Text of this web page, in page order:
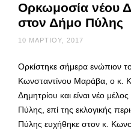
Ορκωμοσία νέου
στον Δήμο Πύλης
10 ΜΑΡΤΊΟΥ, 2017
Ορκίστηκε σήμερα ενώπιον
Κωνσταντίνου Μαράβα, ο κ.
Δημητρίου και είναι νέο
Πύλης, επί της εκλογικής
Πύλης ευχήθηκε στον κ.